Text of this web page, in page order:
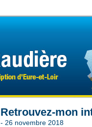
Retrouvez-mon
- 26 novembre 2018